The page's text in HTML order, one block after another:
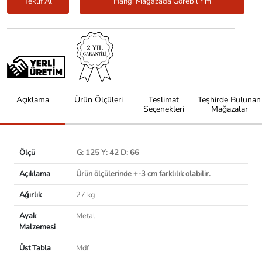
Açıklama Ürün Ölçüleri
Teslimat
Seçenekleri
Teşhirde Bulunan
Mağazalar
Ölçü
G: 125 Y: 42 D: 66
Açıklama
Ürün ölçülerinde +-3 cm farklılık olabilir.
Ağırlık
27 kg
Ayak
Malzemesi
Metal
Üst Tabla
Mdf